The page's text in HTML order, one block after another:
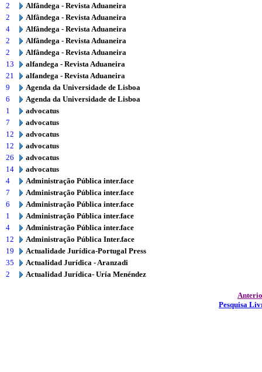
2
Alfândega - Revista Aduaneira
2
Alfândega - Revista Aduaneira
4
Alfândega - Revista Aduaneira
2
Alfândega - Revista Aduaneira
2
Alfândega - Revista Aduaneira
13
alfandega - Revista Aduaneira
21
alfandega - Revista Aduaneira
9
Agenda da Universidade de Lisboa
6
Agenda da Universidade de Lisboa
1
advocatus
7
advocatus
12
advocatus
12
advocatus
26
advocatus
14
advocatus
4
Administração Pública inter.face
7
Administração Pública inter.face
6
Administração Pública inter.face
1
Administração Pública inter.face
4
Administração Pública inter.face
12
Administração Pública Inter.face
19
Actualidade Jurídica-Portugal Press
35
Actualidad Jurídica - Aranzadi
2
Actualidad Jurídica- Uría Menéndez
Pesquisa